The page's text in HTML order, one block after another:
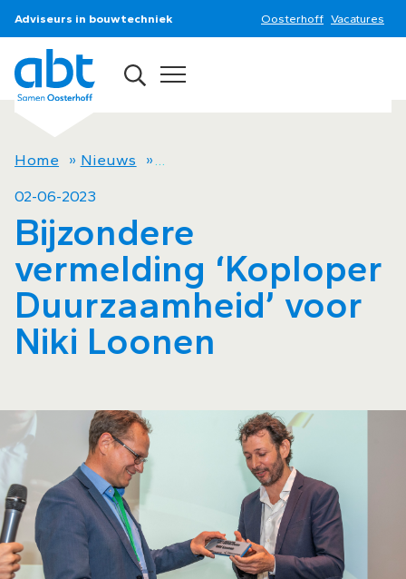
Adviseurs in bouwtechniek Oosterhoff Vacatures
Home » Nieuws » Bijzondere vermelding
02-06-2023
Bijzondere
vermelding ‘Koploper
Duurzaamheid’ voor
Niki Loonen